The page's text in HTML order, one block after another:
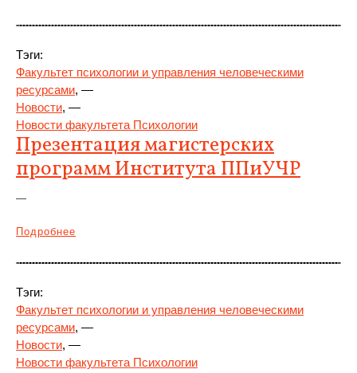
Тэги:
Факультет психологии и управления человеческими
ресурсами, —
Новости, —
Новости факультета Психологии
Презентация магистерских
программ Института ППиУЧР
—
Подробнее
Тэги:
Факультет психологии и управления человеческими
ресурсами, —
Новости, —
Новости факультета Психологии